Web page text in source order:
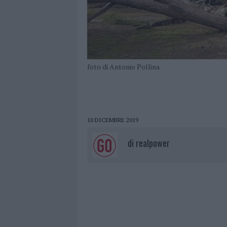
foto di Antonio Pollina
10 DICEMBRE 2019
di realpower